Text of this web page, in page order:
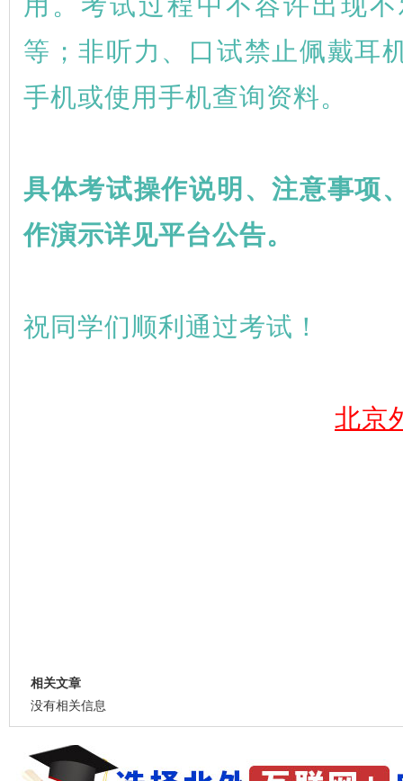
等；非听力、口试禁止佩戴耳
手机或使用手机查询资料。
具体考试操作说明、注意事项
作演示详见平台公告。
祝同学们顺利通过考试！
北京
相关文章
没有相关信息